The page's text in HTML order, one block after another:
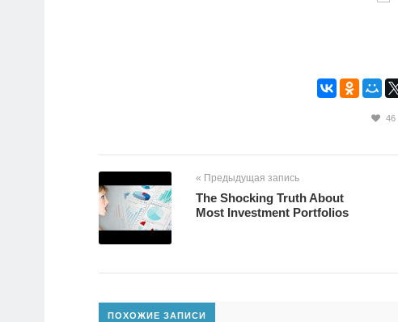
46
« Предыдущая запись
The Shocking Truth About
Most Investment Portfolios
ПОХОЖИЕ ЗАПИСИ